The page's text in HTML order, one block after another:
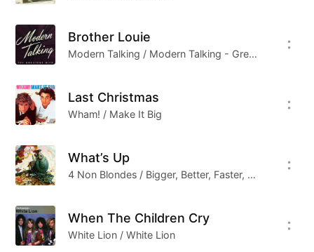
单程车票的旅途，因为我们知道即使我们再怀念，
我们也无法回到过去。我们一直在路上，只是一切
希望变成了绝望，我们还能再爬起来，再向前走。
我我们一直在路上奔跑，不知道终点在哪一站。心
不时在人群狂乱呐喊，唯有风吹的声音才动听。偶
尔忘记自己，忘记路过的背影，忘记眼前的风景，
忘记相片里的纯真，忘记那时候的天空会是那么的
蔚蓝，忘记一个花开的季节里曾经有过的幸福。
如果人的记忆里，定要一些单纯的、然而澎湃的东
西，我不可否认，那就是这些老旧的，被人遗忘的
Brother Louie
Modern Talking / Modern Talking - Greatest Hits 1984-2002
Last Christmas
Wham! / Make It Big
What’s Up
4 Non Blondes / Bigger, Better, Faster, More!
When The Children Cry
White Lion / White Lion